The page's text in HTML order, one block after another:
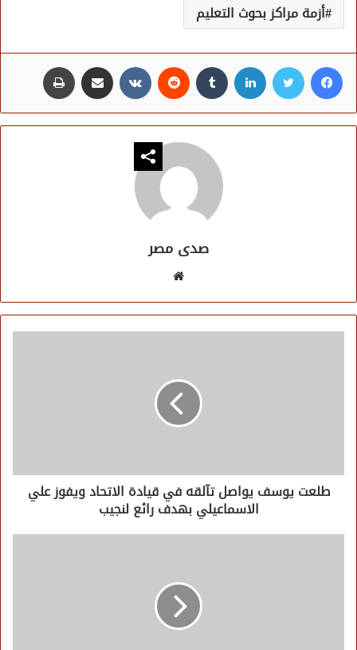
أزمة مراكز بحوث التعليم
فيسبوك تويتر لينكدإن مشاركة عبر البريد
صدى مصر
طلعت يوسف يواصل تآلقه في قيادة الاتحاد ويفوز علي
الاسماعيلي بهدف رائع لنجيب